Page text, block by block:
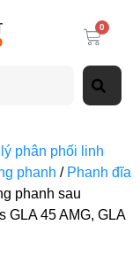
0
phân phối linh
phanh / Phanh đĩa
phanh sau
GLA 45 AMG, GLA